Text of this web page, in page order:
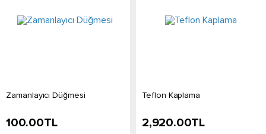
Zamanlayıcı Düğmesi
100.00TL
Teflon Kaplama
2,920.00TL